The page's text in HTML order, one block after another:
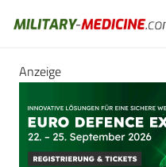
Anzeige